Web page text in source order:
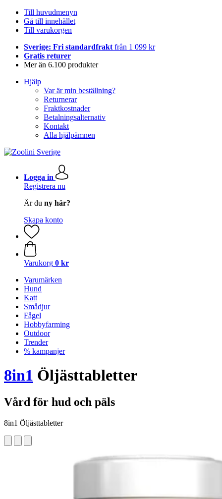
Till huvudmenyn
Gå till innehållet
Till varukorgen
Sverige: Fri standardfrakt från 1 099 kr
Gratis returer
Mer än 6.100 produkter
Hjälp
Var är min beställning?
Returnerar
Fraktkostnader
Betalningsalternativ
Kontakt
Alla hjälpämnen
Logga in
Registrera nu
Är du ny här?
Skapa konto
Varukorg 0 kr
Varumärken
Hund
Katt
Smådjur
Fågel
Hobbyfarming
Outdoor
Trender
% kampanjer
8in1 Öljästtabletter
Vård för hud och päls
8in1 Öljästtabletter